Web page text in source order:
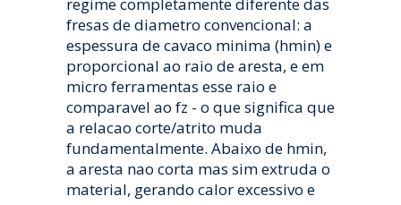
fresas de diametro convencional: a
espessura de cavaco minima (hmin) e
proporcional ao raio de aresta, e em
micro ferramentas esse raio e
comparavel ao fz - o que significa que
a relacao corte/atrito muda
fundamentalmente. Abaixo de hmin,
a aresta nao corta mas sim extruda o
material, gerando calor excessivo e